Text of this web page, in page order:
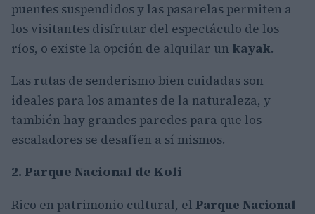
puentes suspendidos y las pasarelas permiten a
los visitantes disfrutar del espectáculo de los
ríos, o existe la opción de alquilar un kayak.
Las rutas de senderismo bien cuidadas son
ideales para los amantes de la naturaleza, y
también hay grandes paredes para que los
escaladores se desafíen a sí mismos.
2. Parque Nacional de Koli
Rico en patrimonio cultural, el Parque Nacional